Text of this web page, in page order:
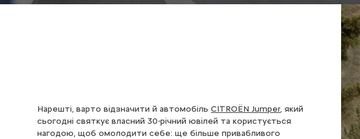
Нарешті, варто відзначити й автомобільCITROЁN Jumper, який
сьогодні святкує власний 30-річний ювілей та користується
нагодою, щоб омолодити себе: ще більше привабливого